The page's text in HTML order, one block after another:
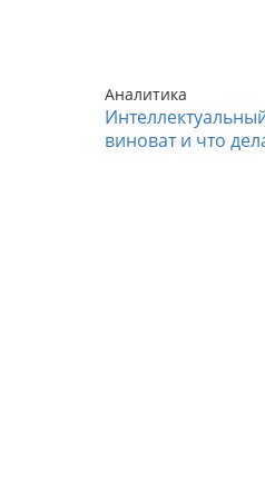
Аналитика
виноват и что